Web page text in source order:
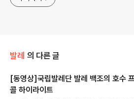
발레 의 다른 글
[동영상]국립발레단 발레 백조의 호수
콜 하이라이트